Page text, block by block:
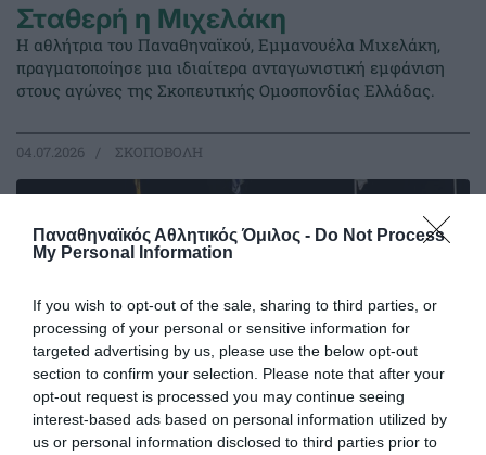
Παναθηναϊκός Αθλητικός Όμιλος - Do Not Process
My Personal Information
If you wish to opt-out of the sale, sharing to third parties, or
processing of your personal or sensitive information for
targeted advertising by us, please use the below opt-out
section to confirm your selection. Please note that after your
opt-out request is processed you may continue seeing
interest-based ads based on personal information utilized by
us or personal information disclosed to third parties prior to
Σταθερή η Μιχελάκη
Η αθλήτρια του Παναθηναϊκού, Εμμανουέλα Μιχελάκη,
πραγματοποίησε μια ιδιαίτερα ανταγωνιστική εμφάνιση
στους αγώνες της Σκοπευτικής Ομοσπονδίας Ελλάδας.
04.07.2026 ΣΚΟΠΟΒΟΛΗ